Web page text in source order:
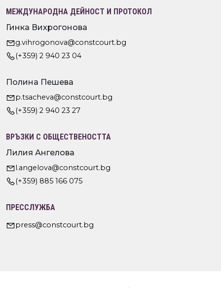
МЕЖДУНАРОДНА ДЕЙНОСТ И ПРОТОКОЛ
Гинка Вихрогонова
g.vihrogonova@constcourt.bg
(+359) 2 940 23 04
Полина Пешева
p.tsacheva@constcourt.bg
(+359) 2 940 23 27
ВРЪЗКИ С ОБЩЕСТВЕНОСТТА
Лилия Ангелова
l.angelova@constcourt.bg
(+359) 885 166 075
ПРЕССЛУЖБА
press@constcourt.bg